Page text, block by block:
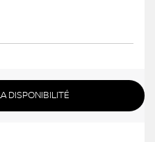
DISPONIBILITÉ